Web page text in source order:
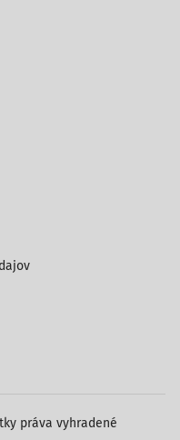
práva vyhradené